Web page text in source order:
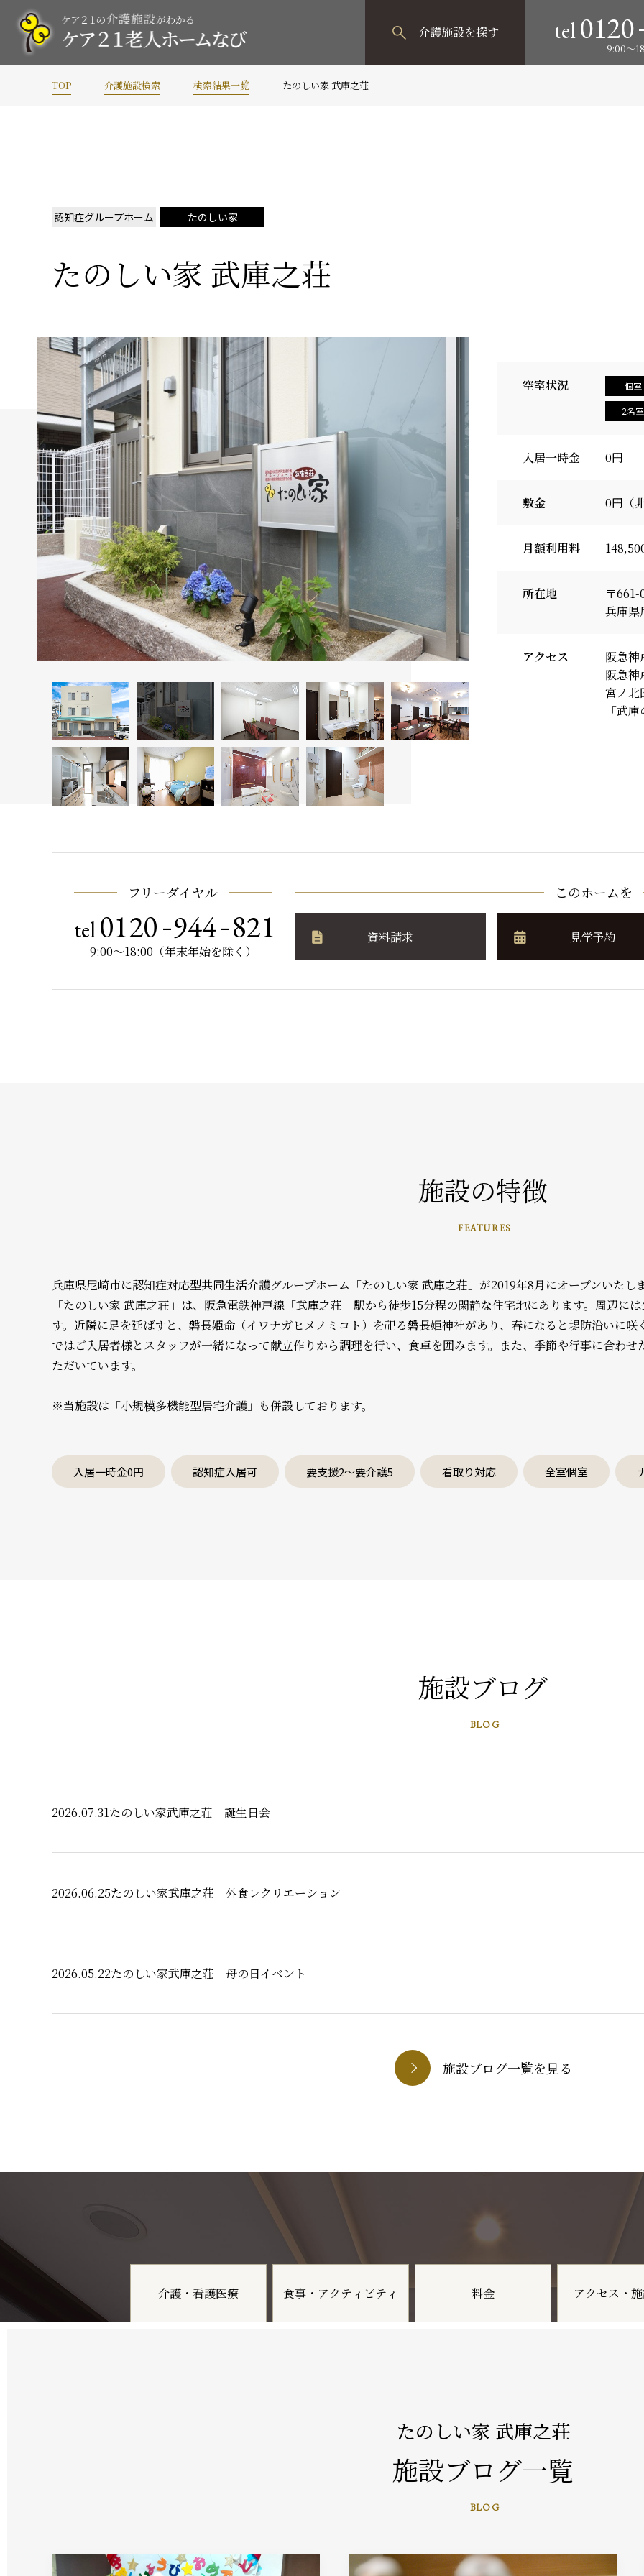
介護施設を探す tel0120
9:00～
TOP 介護施設検索 検索結果一覧 たのしい家 武庫之荘
認知症グループホーム たのしい家
たのしい家 武庫之荘
空室状況 個室
2名室
入居一時金 0円
敷金 0円（
月額利用料
所在地
〒661-
兵庫県
アクセス
阪急
阪急神
宮ノ北
「武
フリーダイヤル
tel0120-944-821
9:00～18:00（年末年始を除く）
このホームを
資料請求 見学予約
施設の特徴
FEATURES
兵庫県尼崎市に認知症対応型共同生活介護グループホーム「たのしい家 武庫之荘」が2019年8月にオープンいたし
「たのしい家 武庫之荘」は、阪急電鉄神戸線「武庫之荘」駅から徒歩15分程の閑静な住宅地にあります。周辺に
す。近隣に足を延ばすと、磐長姫命（イワナガヒメノミコト）を祀る磐長姫神社があり、春になると堤防沿いに
ではご入居者様とスタッフが一緒になって献立作りから調理を行い、食卓を囲みます。また、季節や行事に合わ
ただいています。
※当施設は「小規模多機能型居宅介護」も併設しております。
入居一時金0円 認知症入居可 要支援2～要介護5 看取り対応 全室個室
施設ブログ
BLOG
2026.07.31たのしい家武庫之荘 誕生日会
2026.06.25たのしい家武庫之荘 外食レクリエーション
2026.05.22たのしい家武庫之荘 母の日イベント
施設ブログ一覧を見る
介護・看護医療 食事・アクティビティ 料金 アクセス・
たのしい家 武庫之荘
施設ブログ一覧
BLOG